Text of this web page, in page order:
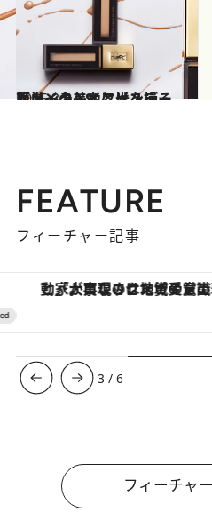
2015.3.2
簡単・キレイに光を操る肌メイク YSLファンデーションの美力とは？
ビューティ＆ヘルス
FEATURE
フィーチャー記事
3 /6
フィーチャ